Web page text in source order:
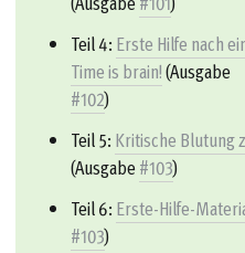
Teil 4: Erste Hilfe nach
Time is brain!(Ausgabe
#102)
Teil 5: Kritische Blutung
(Ausgabe#103)
Teil 6: Erste-Hilfe-
#103)